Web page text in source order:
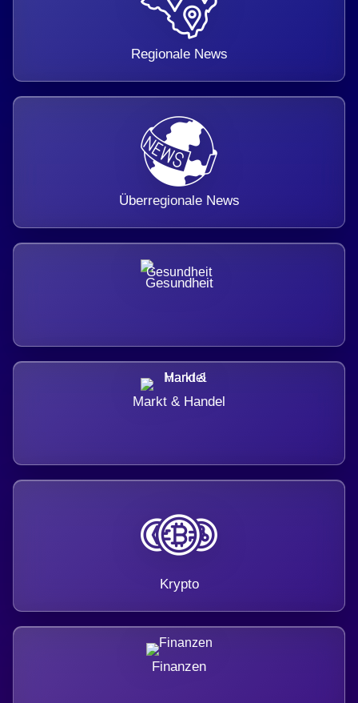
Regionale News
Überregionale News
Gesundheit
Markt & Handel
Krypto
Finanzen